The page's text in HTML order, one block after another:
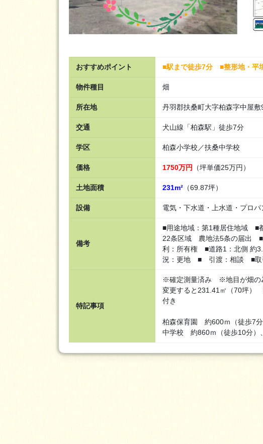
おすすめポイント ■駅まで徒歩7分 ■整形地・平
物件種目 畑
所在地 丹羽郡扶桑町大字柏森字中屋敷
交通 犬山線「柏森駅」徒歩7分
学区 柏森小学校／扶桑中学校
価格 1750万円 （坪単価25万円）
土地面積 231m² （69.87坪）
設備 電気・下水道・上水道・プロパ
備考
■用途地域：第1種居住地域 ■
22条区域 農地法5条の届出
利：所有権 ■道路1：北側 約
況：更地 ■ 引渡：相談 ■取
特記事項
※確定測量済み ※地目が畑
変更すると231.41㎡（70坪
付き
柏森保育園 約600ｍ（徒歩7
中学校 約860ｍ（徒歩10分）